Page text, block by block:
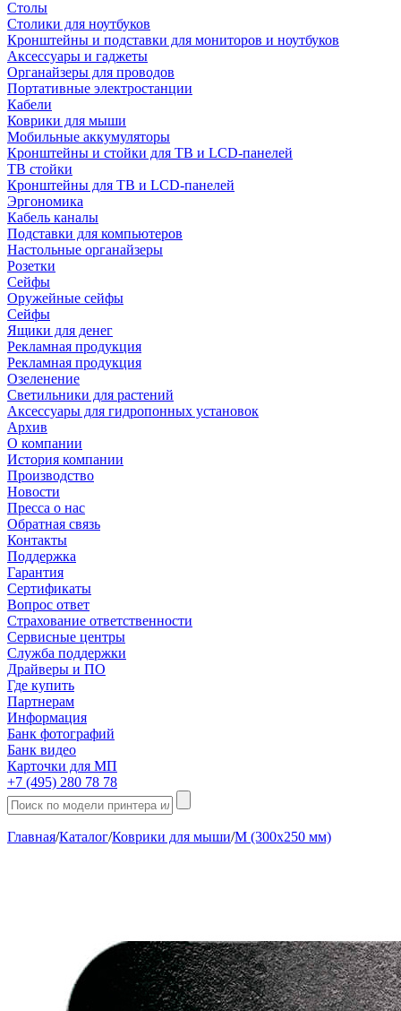
Столы
Столики для ноутбуков
Кронштейны и подставки для мониторов и ноутбуков
Аксессуары и гаджеты
Органайзеры для проводов
Портативные электростанции
Кабели
Коврики для мыши
Мобильные аккумуляторы
Кронштейны и стойки для ТВ и LCD-панелей
ТВ стойки
Кронштейны для ТВ и LCD-панелей
Эргономика
Кабель каналы
Подставки для компьютеров
Настольные органайзеры
Розетки
Сейфы
Оружейные сейфы
Сейфы
Ящики для денег
Рекламная продукция
Рекламная продукция
Озеленение
Светильники для растений
Аксессуары для гидропонных установок
Архив
О компании
История компании
Производство
Новости
Пресса о нас
Обратная связь
Контакты
Поддержка
Гарантия
Сертификаты
Вопрос ответ
Страхование ответственности
Сервисные центры
Служба поддержки
Драйверы и ПО
Где купить
Партнерам
Информация
Банк фотографий
Банк видео
Карточки для МП
+7 (495) 280 78 78
Главная/Каталог/Коврики для мыши/M (300х250 мм)